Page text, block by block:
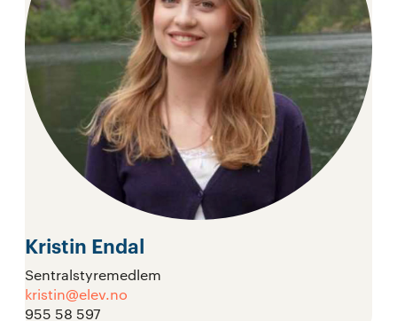
Kristin Endal
Sentralstyremedlem
kristin@elev.no
955 58 597